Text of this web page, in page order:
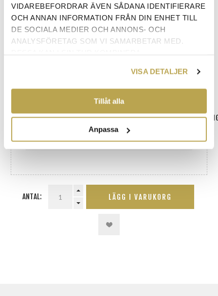
VIDAREBEFORDRAR ÄVEN SÅDANA IDENTIFIERARE
OCH ANNAN INFORMATION FRÅN DIN ENHET TILL
DE SOCIALA MEDIER OCH ANNONS- OCH
ANALYSFÖRETAG SOM VI SAMARBETAR MED.
DU HAR TILLHANDAHÅLLIT ELLER SOM DE HAR
SAMLAT IN NÄR DU HAR ANVÄNT DERAS
VISA DETALJER
Tillåt alla
Anpassa
*
VÄLJ TILL LED-BELYSNING TILL SÄNGGAVEL (ENDAST VID VAL AV
ANTAL: LÄGG I VARUKORG